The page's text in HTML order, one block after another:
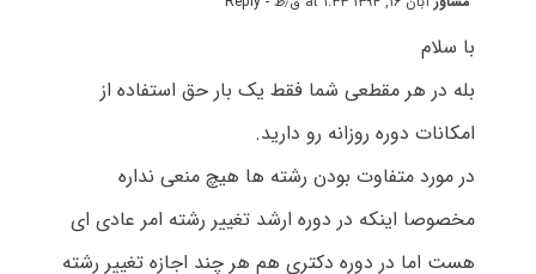
با سلام
بله در هر مقطعی شما فقط یک بار حق استفاده از
امکانات دوره روزانه رو دارید.
در مورد متفاوت بودن رشته ها هیچ منعی نداره
مخصوصا اینکه در دوره ارشد تغییر رشته امر عادی ای
هست اما در دوره دکتری هم هر چند اجازه تغییر رشته